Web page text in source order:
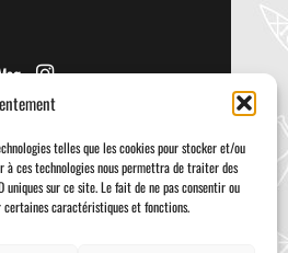
telles que les cookies pour stocker et/ou
à ces technologies nous permettra de traiter des
sur ce site. Le fait de ne pas consentir ou
caractéristiques et fonctions.
PayPal Stripe MasterCard